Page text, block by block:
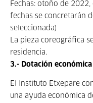
Fechas: otoño de
fechas se concretarán
seleccionada)
La pieza coreográfica
residencia.
3.- Dotación económica
El Instituto Etxepare
una ayuda económica